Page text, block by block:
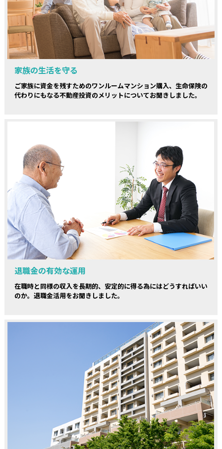
家族の生活を守る
ご家族に資金を残すためのワンルームマンション購入、生命保険の
代わりにもなる不動産投資のメリットについてお聞きしました。
退職金の有効な運用
在職時と同様の収入を長期的、安定的に得る為にはどうすればいい
のか。退職金活用をお聞きしました。